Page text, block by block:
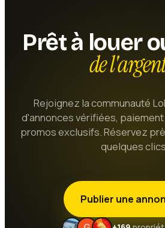
Prêt à louer
de
Rejoignez la communauté
d'annonces vérifiées,
promos exclusifs. Réservez
quelques
Publier une